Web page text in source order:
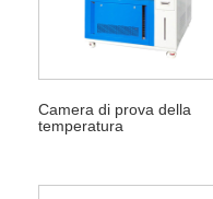
Camera di prova della
temperatura